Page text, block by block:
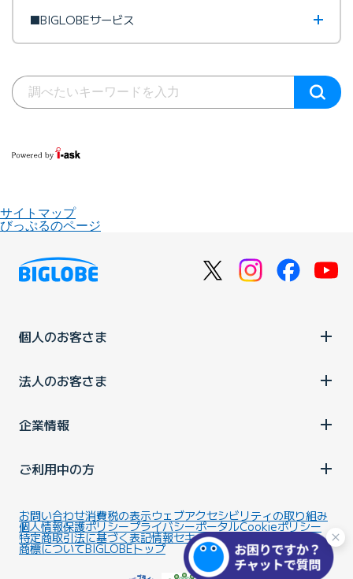
■BIGLOBEサービス
サイトマップ
びっぷるのページ
個人のお客さま
法人のお客さま
企業情報
ご利用中の方
お問い合わせ消費税の表示ウェブアクセシビリティの取り組み
個人情報保護ポリシープライバシーポータルCookieポリシー
特定商取引法に基づく表記情報セキュリティ基本方針
商標についてBIGLOBEトップ